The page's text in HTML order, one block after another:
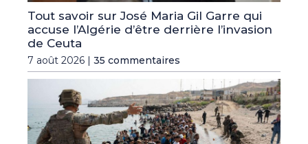
Tout savoir sur José Maria Gil Garre qui
accuse l’Algérie d’être derrière l’invasion
de Ceuta
7 août 2026 | 35 commentaires